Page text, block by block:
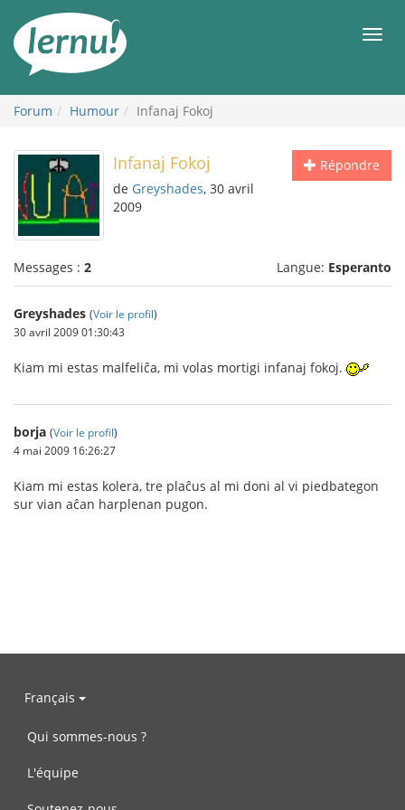
contenu
Forum Humour Infanaj Fokoj
Répondre
Infanaj Fokoj
de Greyshades, 30 avril
2009
Messages : 2 Langue: Esperanto
Greyshades (Voir le profil)
30 avril 2009 01:30:43
Kiam mi estas malfeliĉa, mi volas mortigi infanaj fokoj.
borja (Voir le profil)
4 mai 2009 16:26:27
Kiam mi estas kolera, tre plaĉus al mi doni al vi piedbategon
sur vian aĉan harplenan pugon.
Français
Qui sommes-nous ?
L'équipe